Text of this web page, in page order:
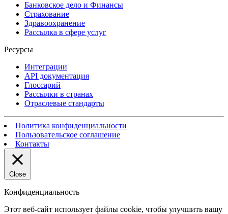
Банковское дело и Финансы
Страхование
Здравоохранение
Рассылка в сфере услуг
Ресурсы
Интеграции
API документация
Глоссарий
Рассылки в странах
Отраслевые стандарты
Политика конфиденциальности
Пользовательское соглашение
Контакты
Close
Конфиденциальность
Этот веб-сайт использует файлы cookie, чтобы улучшить вашу